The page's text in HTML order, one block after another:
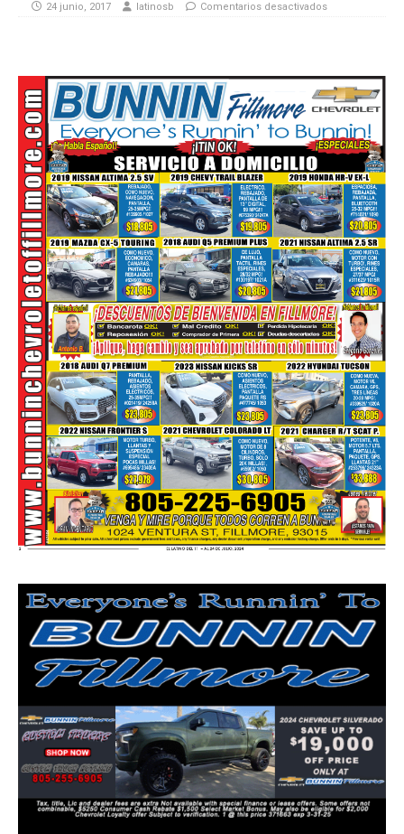
24 junio, 2017 latinosb Comentarios desactivados